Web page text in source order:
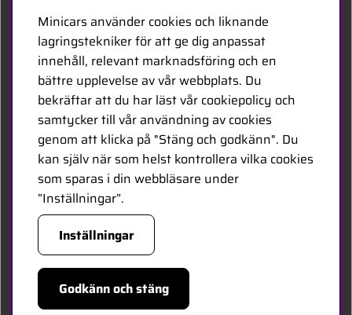
Bli återförsäljare
Bli leverantör
Jobba hos oss
FÖLJ OSS
Facebook
HANDLA TRYGGT
Minicars använder cookies och liknande
lagringstekniker för att ge dig anpassat
innehåll, relevant marknadsföring och en
bättre upplevelse av vår webbplats. Du
bekräftar att du har läst vår cookiepolicy och
samtycker till vår användning av cookies
genom att klicka på "Stäng och godkänn". Du
kan själv när som helst kontrollera vilka cookies
som sparas i din webbläsare under
”Inställningar”.
Inställningar
Godkänn och stäng